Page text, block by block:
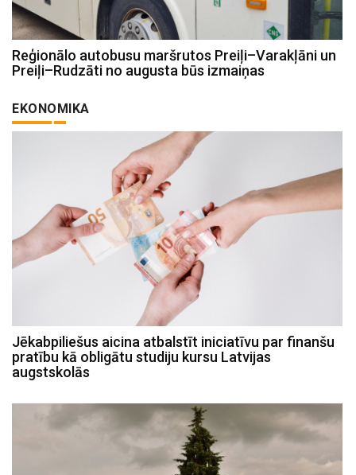
Reģionālo autobusu maršrutos Preiļi–Varakļāni un
Preiļi–Rudzāti no augusta būs izmaiņas
EKONOMIKA
Jēkabpiliešus aicina atbalstīt iniciatīvu par finanšu
pratību kā obligātu studiju kursu Latvijas
augstskolās